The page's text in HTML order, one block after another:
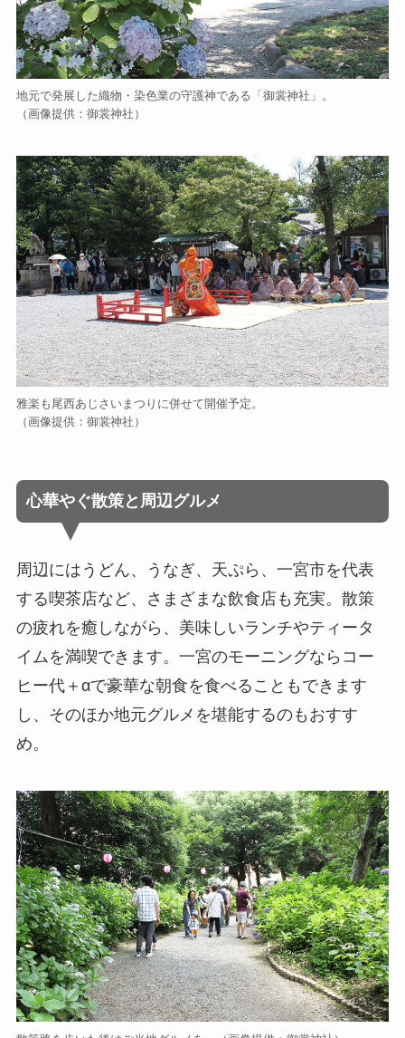
地元で発展した織物・染色業の守護神である「御裳神社」。
（画像提供：御裳神社）
雅楽も尾西あじさいまつりに併せて開催予定。
（画像提供：御裳神社）
心華やぐ散策と周辺グルメ
周辺にはうどん、うなぎ、天ぷら、一宮市を代表
する喫茶店など、さまざまな飲食店も充実。散策
の疲れを癒しながら、美味しいランチやティータ
イムを満喫できます。一宮のモーニングならコー
ヒー代＋αで豪華な朝食を食べることもできます
し、そのほか地元グルメを堪能するのもおすす
め。